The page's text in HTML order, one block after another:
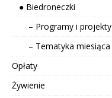
● Biedroneczki
– Programy i projekty
– Tematyka miesiąca
Opłaty
Żywienie